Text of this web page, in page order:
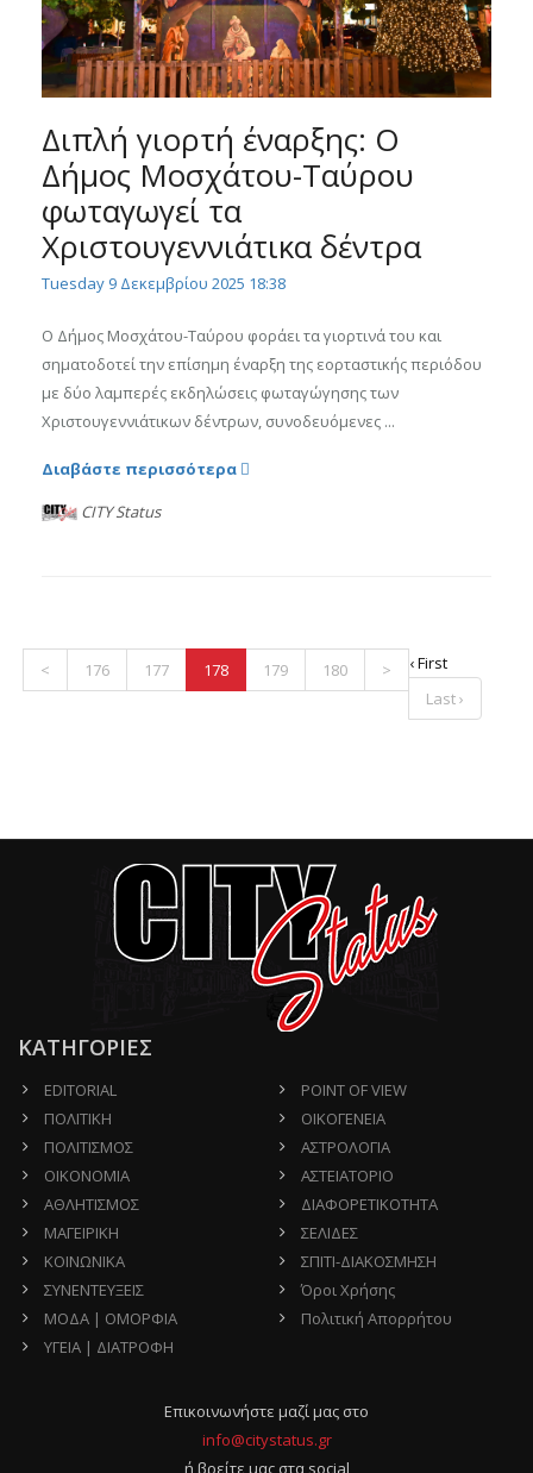
Διπλή γιορτή έναρξης: Ο
Δήμος Μοσχάτου-Ταύρου
φωταγωγεί τα
Χριστουγεννιάτικα δέντρα
Tuesday 9 Δεκεμβρίου 2025 18:38
Ο Δήμος Μοσχάτου-Ταύρου φοράει τα γιορτινά του και
σηματοδοτεί την επίσημη έναρξη της εορταστικής περιόδου
με δύο λαμπερές εκδηλώσεις φωταγώγησης των
Χριστουγεννιάτικων δέντρων, συνοδευόμενες ...
Διαβάστε περισσότερα
CITY Status
‹ First
< 176 177 178 179 180
>
Last ›
ΚΑΤΗΓΟΡΙΕΣ
EDITORIAL
ΠΟΛΙΤΙΚΗ
ΠΟΛΙΤΙΣΜΟΣ
ΟΙΚΟΝΟΜΙΑ
ΑΘΛΗΤΙΣΜΟΣ
ΜΑΓΕΙΡΙΚΗ
ΚΟΙΝΩΝΙΚΑ
ΣΥΝΕΝΤΕΥΞΕΙΣ
ΜΟΔΑ | ΟΜΟΡΦΙΑ
ΥΓΕΙΑ | ΔΙΑΤΡΟΦΗ
POINT OF VIEW
ΟΙΚΟΓΕΝΕΙΑ
ΑΣΤΡΟΛΟΓΙΑ
ΑΣΤΕΙΑΤΟΡΙΟ
ΔΙΑΦΟΡΕΤΙΚΟΤΗΤΑ
ΣΕΛΙΔΕΣ
ΣΠΙΤΙ-ΔΙΑΚΟΣΜΗΣΗ
Όροι Χρήσης
Πολιτική Απορρήτου
Επικοινωνήστε μαζί μας στο
info@citystatus.gr
ή βρείτε μας στα social